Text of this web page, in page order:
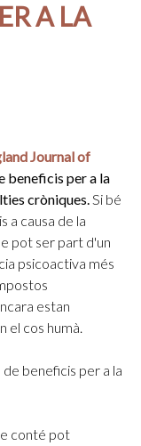
A LA
Journal of
beneficis per a la
cròniques.Si bé
a causa de la
pot ser part d'un
psicoactiva més
estan
el cos humà.
de beneficis per a la
conté pot